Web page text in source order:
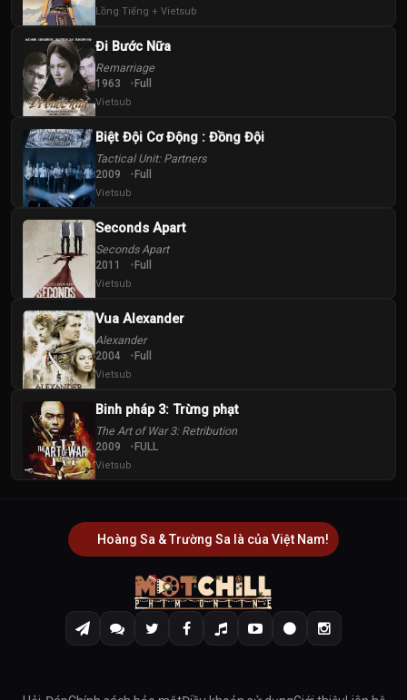
Lồng Tiếng + Vietsub
Đi Bước Nữa
Remarriage
1963 Full
Vietsub
Biệt Đội Cơ Động : Đồng Đội
Tactical Unit: Partners
2009 Full
Vietsub
Seconds Apart
Seconds Apart
2011 Full
Vietsub
Vua Alexander
Alexander
2004 Full
Vietsub
Binh pháp 3: Trừng phạt
The Art of War 3: Retribution
2009 FULL
Vietsub
Hoàng Sa & Trường Sa là của Việt Nam!